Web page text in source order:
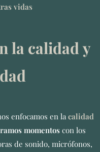
vidas
la calidad y
enfocamos en lacalidad
momentos con los
de sonido, micrófonos,